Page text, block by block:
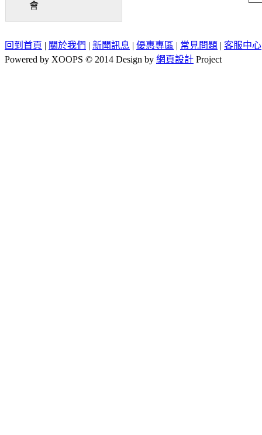
會
回到首頁 | 關於我們 | 新聞訊息 | 優惠專區 | 常見問題 | 客服中心
Powered by XOOPS © 2014 Design by 網頁設計 Project